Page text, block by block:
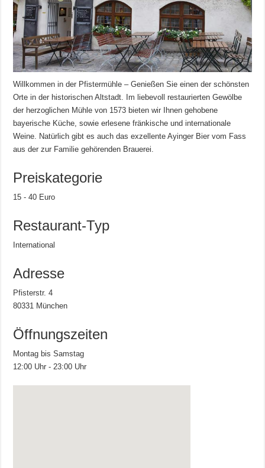
Willkommen in der Pfistermühle – Genießen Sie einen der schönsten
Orte in der historischen Altstadt. Im liebevoll restaurierten Gewölbe
der herzoglichen Mühle von 1573 bieten wir Ihnen gehobene
bayerische Küche, sowie erlesene fränkische und internationale
Weine. Natürlich gibt es auch das exzellente Ayinger Bier vom Fass
aus der zur Familie gehörenden Brauerei.
Preiskategorie
15 - 40 Euro
Restaurant-Typ
International
Adresse
Pfisterstr. 4
80331 München
Öffnungszeiten
Montag bis Samstag
12:00 Uhr - 23:00 Uhr